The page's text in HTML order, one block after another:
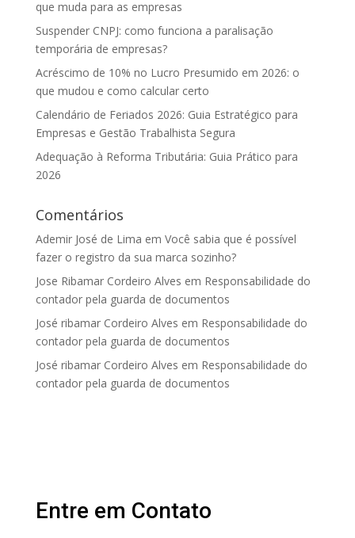
que muda para as empresas
Suspender CNPJ: como funciona a paralisação
temporária de empresas?
Acréscimo de 10% no Lucro Presumido em 2026: o
que mudou e como calcular certo
Calendário de Feriados 2026: Guia Estratégico para
Empresas e Gestão Trabalhista Segura
Adequação à Reforma Tributária: Guia Prático para
2026
Comentários
Ademir José de Lima em Você sabia que é possível
fazer o registro da sua marca sozinho?
Jose Ribamar Cordeiro Alves em Responsabilidade do
contador pela guarda de documentos
José ribamar Cordeiro Alves em Responsabilidade do
contador pela guarda de documentos
José ribamar Cordeiro Alves em Responsabilidade do
contador pela guarda de documentos
Entre em Contato